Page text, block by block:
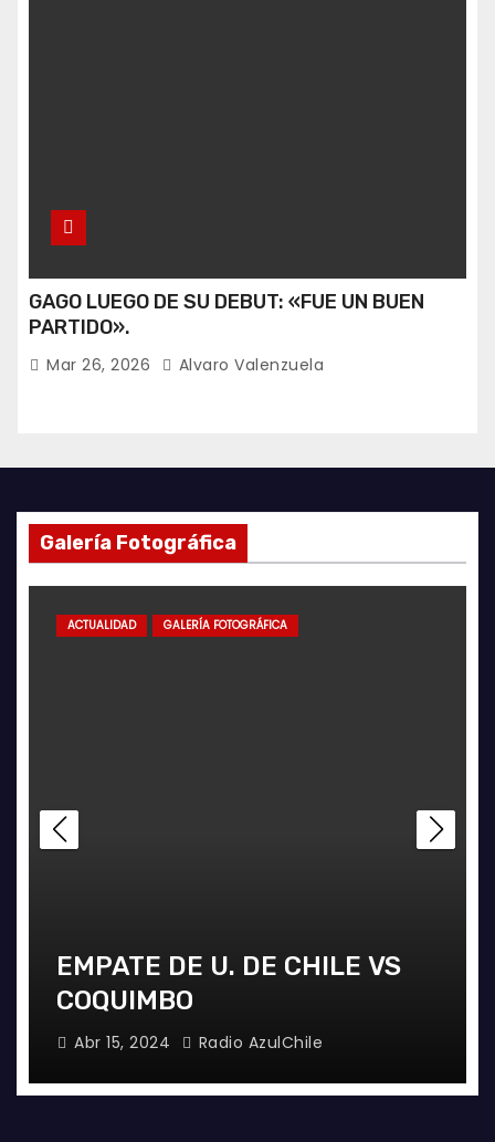
GAGO LUEGO DE SU DEBUT: «FUE UN BUEN
PARTIDO».
Mar 26, 2026 Alvaro Valenzuela
Galería Fotográfica
ACTUALIDAD GALERÍA FOTOGRÁFICA
EMPATE DE U. DE CHILE VS
COQUIMBO
Abr 15, 2024 Radio AzulChile